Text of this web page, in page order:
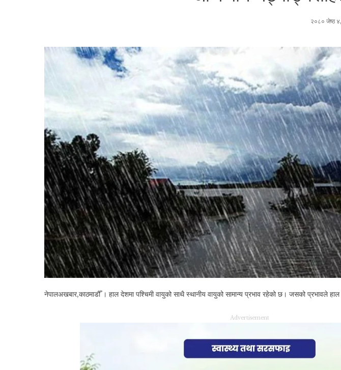
२०८० जेष्ठ ४,
नेपालअखबार,काठमाडौँ । हाल देशमा पश्चिमी वायुको साथै स्थानीय वायुको सामान्य प्रभाव रहेको छ। जसको प्रभावले
Advertisement